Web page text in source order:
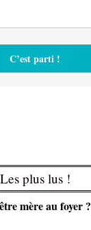
C’est parti !
Les plus lus !
mère au foyer ?